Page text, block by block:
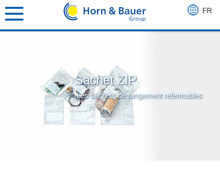
Sachet ZIP
Les sachets de rangement refermables
FR